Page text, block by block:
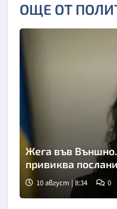
ОЩЕ ОТ
Жега във
привиква
10 август | 8:34 0